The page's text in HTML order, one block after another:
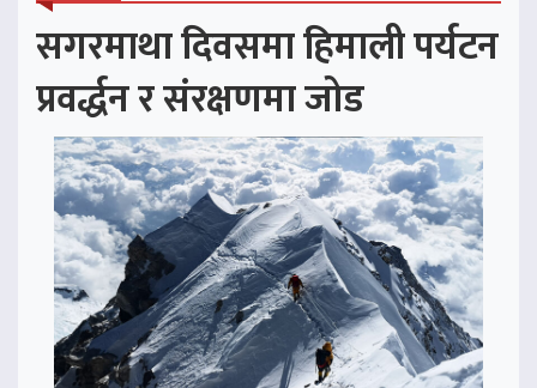
सगरमाथा दिवसमा हिमाली पर्यटन
प्रवर्द्धन र संरक्षणमा जोड